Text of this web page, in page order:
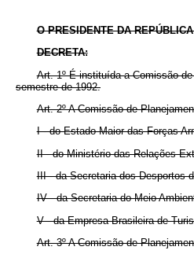
O PRESIDENTE DA
DECRETA:
Art. 1º É instituída a Comissão
semestre de 1992.
Art. 2º A Comissão de
I - do Estado-Maior das Forças
II - do Ministério das Relações
III - da Secretaria dos Desportos
IV - da Secretaria do Meio
V - da Empresa Brasileira de
Art. 3º A Comissão de